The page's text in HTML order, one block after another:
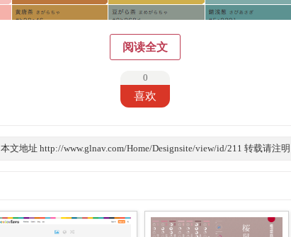
阅读全文
0
喜欢
本文地址 http://www.glnav.com/Home/Designsite/view/id/211 转载请注明